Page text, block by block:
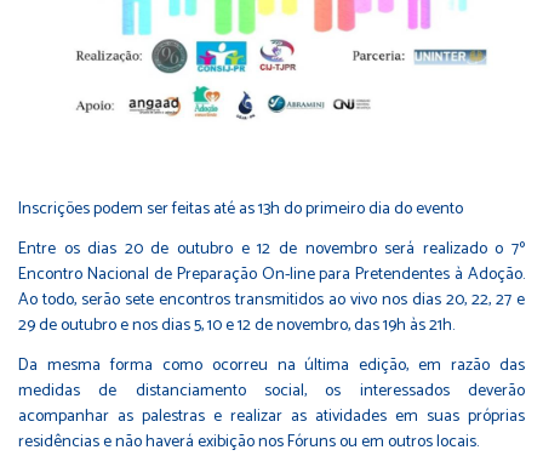
Inscrições podem ser feitas até as 13h do primeiro dia do evento
Entre os dias 20 de outubro e 12 de novembro será realizado o 7º
Encontro Nacional de Preparação On-line para Pretendentes à Adoção.
Ao todo, serão sete encontros transmitidos ao vivo nos dias 20, 22, 27 e
29 de outubro e nos dias 5, 10 e 12 de novembro, das 19h às 21h.
Da mesma forma como ocorreu na última edição, em razão das
medidas de distanciamento social, os interessados deverão
acompanhar as palestras e realizar as atividades em suas próprias
residências e não haverá exibição nos Fóruns ou em outros locais.